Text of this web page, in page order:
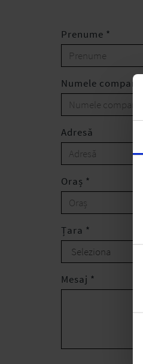
del
Prenume *
Numele companiei
Adresă
Oraș *
Țara *
Mesaj *